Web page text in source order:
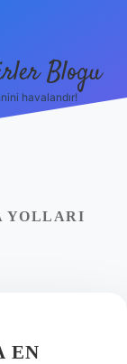
Blogu
havalandır!
YOLLARI
EN